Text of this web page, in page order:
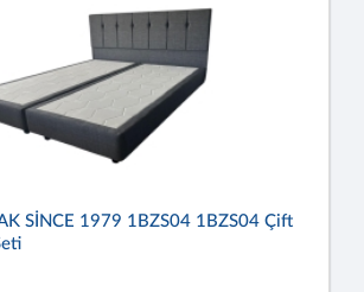
SİNCE 1979 1BZS04 1BZS04 Çift